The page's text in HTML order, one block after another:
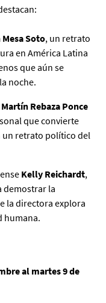
Soto, un retrato
en América Latina
que aún se
noche.
Martín Rebaza Ponce
que convierte
retrato político del
Kelly Reichardt,
demostrar la
la directora explora
humana.
al martes 9 de